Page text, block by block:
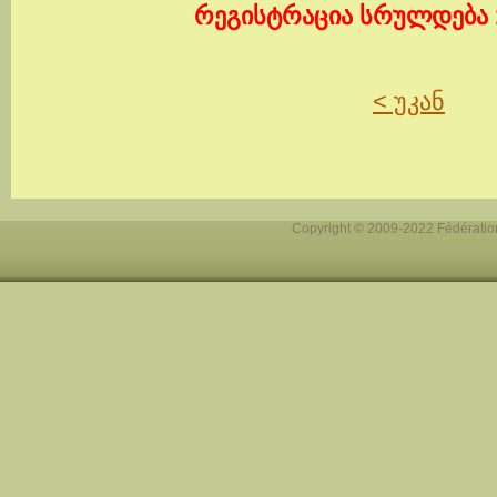
რეგისტრაცია სრულდება
< უკან
Copyright © 2009-2022